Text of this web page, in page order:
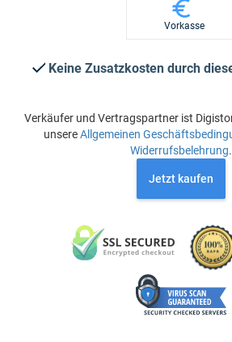
Vorkasse
Keine Zusatzkosten durch
Verkäufer und Vertragspartner ist
unsereAllgemeinen
Widerrufsbelehrung.
Jetzt kaufen